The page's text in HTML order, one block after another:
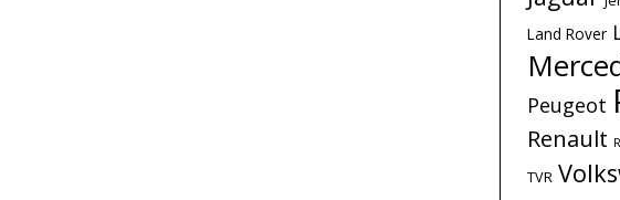
Land Rover
Peugeot
Renault
TVR